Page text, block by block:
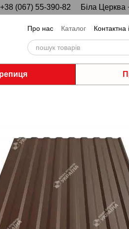
+38 (067) 55-390-82 Біла Церква
Про нас Каталог Контактна